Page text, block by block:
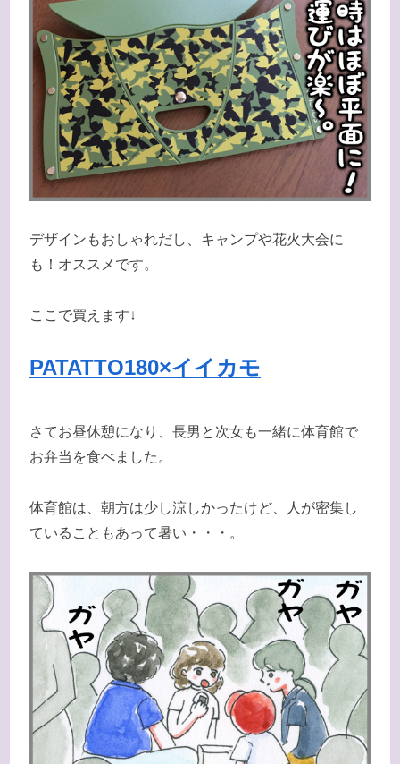
デザインもおしゃれだし、キャンプや花火大会に
も！オススメです。
ここで買えます↓
PATATTO180×イイカモ
さてお昼休憩になり、長男と次女も一緒に体育館で
お弁当を食べました。
体育館は、朝方は少し涼しかったけど、人が密集し
ていることもあって暑い・・・。